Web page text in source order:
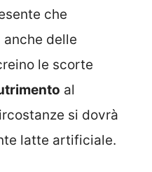
che
delle
le scorte
al
si dovrà
latte artificiale.